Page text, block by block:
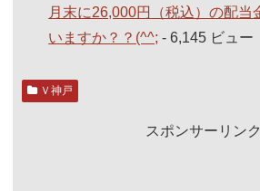
月末に26,000円（税込）の配当
いますか？？(^^; - 6,145 ビュー
Ｖ神戸
スポンサーリンク